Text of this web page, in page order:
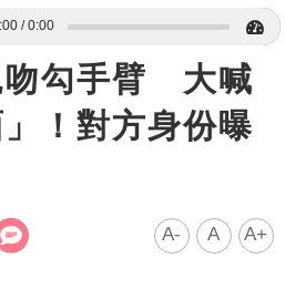
0:00
吻勾手臂 大喊
」！對方身份曝
A- A A+